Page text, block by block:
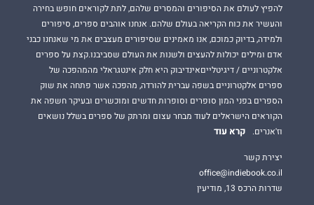
להפיץ לעולם את הסיפורים והמסרים שלהם, לתת לקוראים חופש בחירה
והעשיר את כוח הקריאה בעולם שלהם. אנחנו אוהבים ספרים, סיפורים
ולמידה, בדיוק כמוכם, אנו מאמינים שסיפורים מעצבים את מי שאנחנו כבני
אדם ומילים יכולות להעצים ולשנות את העולם שסביבנו.קצת על ספרים
אלקטרוניים / דיגיטלייםאינדיבוק היא חלק אינטגראלי מהמהפכה של
ספרים אלקטרוניים בשפה עברית להורדה, מהפכה אשר פתחה את שוק
הספרים בפני המון סופרים וסופרות חדשים ומוכשרים ובעיקר חשפה את
הקוראים הישראלים לעוד מבחר עצום ומרתק של ספרים בשלל נושאים
וז'אנרים.
קרא עוד
יצירת קשר
office@indiebook.co.il
שדרות הרכס 13, מודיעין